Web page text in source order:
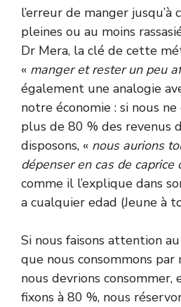
l’erreur de manger jusqu’à
pleines ou au moins
Dr Mera, la clé de cette
« manger et rester un peu
également une analogie
notre économie : si nous ne
plus de 80 % des revenus
disposons, « nous aurions
dépenser en cas de caprice
comme il l’explique dans
a cualquier edad (Jeune à
Si nous faisons attention
que nous consommons
nous devrions consommer,
fixons à 80 %, nous